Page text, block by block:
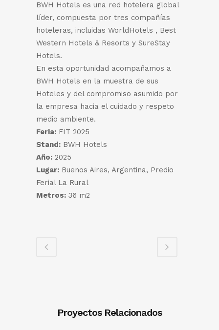
BWH Hotels es una red hotelera global
líder, compuesta por tres compañías
hoteleras, incluidas WorldHotels , Best
Western Hotels & Resorts y SureStay
Hotels.
En esta oportunidad acompañamos a
BWH Hotels en la muestra de sus
Hoteles y del compromiso asumido por
la empresa hacia el cuidado y respeto
medio ambiente.
Feria: FIT 2025
Stand: BWH Hotels
Año: 2025
Lugar: Buenos Aires, Argentina, Predio
Ferial La Rural
Metros: 36 m2
Proyectos Relacionados